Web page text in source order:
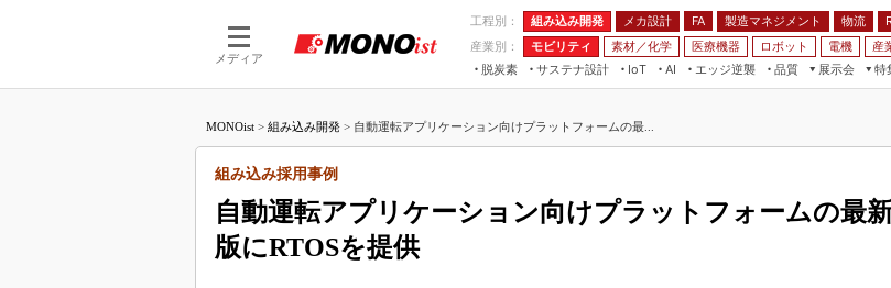
メディア
工程別： 組み込み開発 メカ設計 FA 製造マネジメント 物流
産業別：
モビリティ 素材／化学 医療機器 ロボット 電機 産
脱炭素
サステナ設計
IoT
つながる工場
AI
AI×設備保全
エッジ逆襲 品質
展示会
JIMTOF
IIFES
特
つながるクルマ
MONOist > 組み込み開発 > 自動運転アプリケーション向けプラットフォームの最...
自動運転アプリケーション向けプラットフォームの最
版にRTOSを提供
組み込み採用事例